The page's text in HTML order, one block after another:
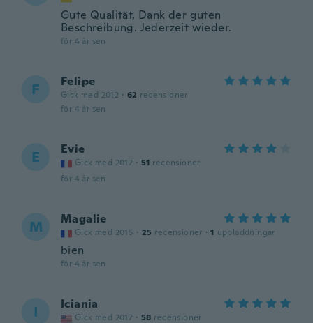
Gute Qualität, Dank der guten
Beschreibung. Jederzeit wieder.
för 4 år sen
F Felipe
Gick med 2012 · 62 recensioner
för 4 år sen
E Evie
Gick med 2017 · 51 recensioner
för 4 år sen
M Magalie
Gick med 2015 · 25 recensioner · 1 uppladdningar
bien
för 4 år sen
I Iciania
Gick med 2017 · 58 recensioner